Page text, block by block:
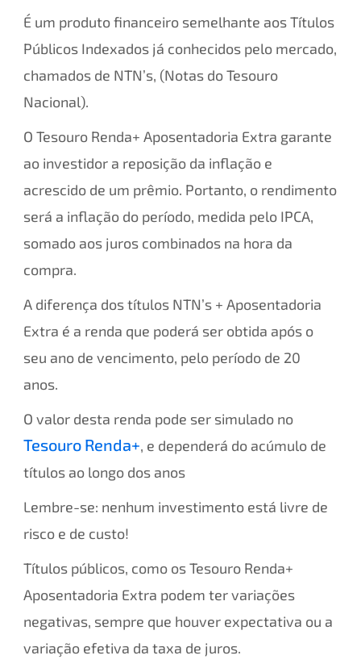
É um produto financeiro semelhante aos Títulos
Públicos Indexados já conhecidos pelo mercado,
chamados de NTN’s, (Notas do Tesouro
Nacional).
O Tesouro Renda+ Aposentadoria Extra garante
ao investidor a reposição da inflação e
acrescido de um prêmio. Portanto, o rendimento
será a inflação do período, medida pelo IPCA,
somado aos juros combinados na hora da
compra.
A diferença dos títulos NTN’s + Aposentadoria
Extra é a renda que poderá ser obtida após o
seu ano de vencimento, pelo período de 20
anos.
O valor desta renda pode ser simulado no
Tesouro Renda+, e dependerá do acúmulo de
títulos ao longo dos anos
Lembre-se: nenhum investimento está livre de
risco e de custo!
Títulos públicos, como os Tesouro Renda+
Aposentadoria Extra podem ter variações
negativas, sempre que houver expectativa ou a
variação efetiva da taxa de juros.